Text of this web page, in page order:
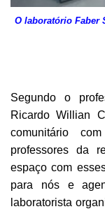
O laboratório Faber
Segundo o
Ricardo Willian
comunitário
professores da
espaço com
para nós e
laboratorista